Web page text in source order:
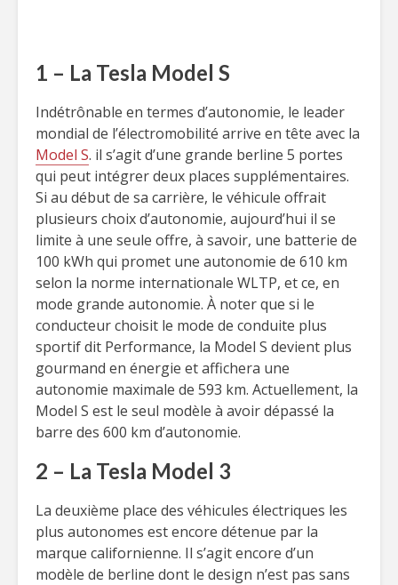
1 – La Tesla Model S
Indétrônable en termes d’autonomie, le leader
mondial de l’électromobilité arrive en tête avec la
Model S. il s’agit d’une grande berline 5 portes
qui peut intégrer deux places supplémentaires.
Si au début de sa carrière, le véhicule offrait
plusieurs choix d’autonomie, aujourd’hui il se
limite à une seule offre, à savoir, une batterie de
100 kWh qui promet une autonomie de 610 km
selon la norme internationale WLTP, et ce, en
mode grande autonomie. À noter que si le
conducteur choisit le mode de conduite plus
sportif dit Performance, la Model S devient plus
gourmand en énergie et affichera une
autonomie maximale de 593 km. Actuellement, la
Model S est le seul modèle à avoir dépassé la
barre des 600 km d’autonomie.
2 – La Tesla Model 3
La deuxième place des véhicules électriques les
plus autonomes est encore détenue par la
marque californienne. Il s’agit encore d’un
modèle de berline dont le design n’est pas sans